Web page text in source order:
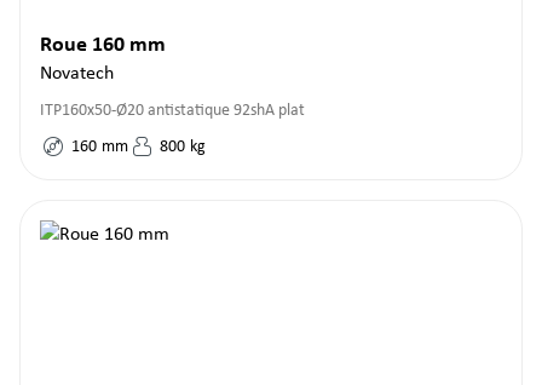
Roue 160 mm
Novatech
ITP160x50-Ø20 antistatique 92shA plat
160 mm 800 kg